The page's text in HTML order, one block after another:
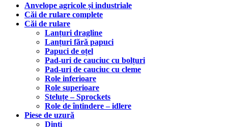
Anvelope agricole și industriale
Căi de rulare complete
Căi de rulare
Lanțuri dragline
Lanțuri fără papuci
Papuci de oțel
Pad-uri de cauciuc cu bolțuri
Pad-uri de cauciuc cu cleme
Role inferioare
Role superioare
Steluțe – Sprockets
Role de întindere – idlere
Piese de uzură
Dinți